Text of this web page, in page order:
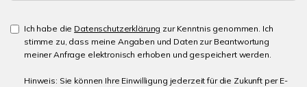
Ich habe die Datenschutzerklärung zur Kenntnis genommen. Ich
stimme zu, dass meine Angaben und Daten zur Beantwortung
meiner Anfrage elektronisch erhoben und gespeichert werden.
Hinweis: Sie können Ihre Einwilligung jederzeit für die Zukunft per E-